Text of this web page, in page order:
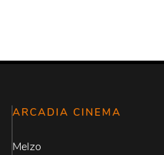
ARCADIA CINEMA
Melzo